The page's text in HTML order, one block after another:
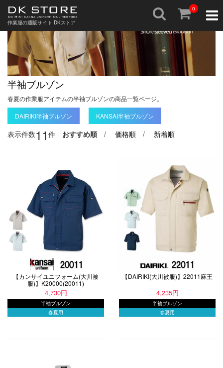
0
作業服の通販サイト DKストア
半袖ブルゾン
春夏の作業服アイテムの半袖ブルゾンの商品一覧ページ。
DAIRIKI半袖ブルゾン KANSAI半袖ブルゾン
表示件数11 件 おすすめ順 / 価格順 / 新着順
【カンサイユニフォーム(大川被
服)】K20000(20011)
4,730円
半袖ブルゾン
春夏用
【DAIRIKI(大川被服)】22011麻王
4,235円
半袖ブルゾン
春夏用